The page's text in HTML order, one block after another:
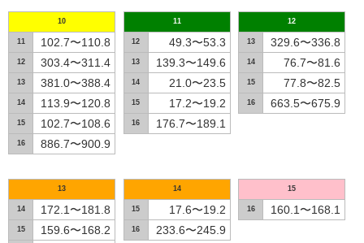
10
11 102.7〜110.8
12 303.4〜311.4
13 381.0〜388.4
14 113.9〜120.8
15 102.7〜108.6
16 886.7〜900.9
11
12 49.3〜53.3
13 139.3〜149.6
14 21.0〜23.5
15 17.2〜19.2
16 176.7〜189.1
12
13 329.6〜336.8
14 76.7〜81.6
15 77.8〜82.5
16 663.5〜675.9
13
14 172.1〜181.8
15 159.6〜168.2
14
15 17.6〜19.2
16 233.6〜245.9
15
16 160.1〜168.1